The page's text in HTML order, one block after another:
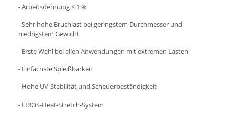
- Arbeitsdehnung < 1 %
- Sehr hohe Bruchlast bei geringstem Durchmesser und
niedrigstem Gewicht
- Erste Wahl bei allen Anwendungen mit extremen Lasten
- Einfachste Spleißbarkeit
- Hohe UV-Stabilität und Scheuerbeständigkeit
- LIROS-Heat-Stretch-System